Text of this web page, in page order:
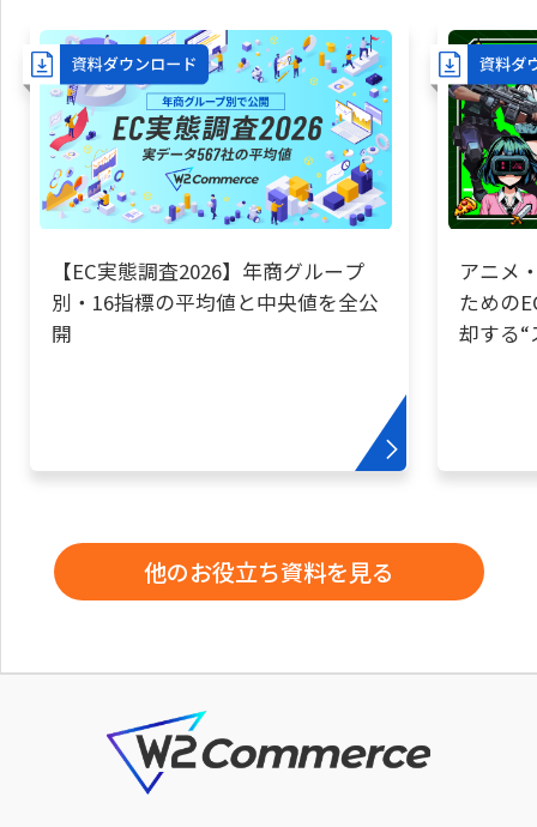
【EC実態調査2026】年商グループ
別・16指標の平均値と中央値を全公
開
アニメ
ための
却する
他のお役立ち資料を見る